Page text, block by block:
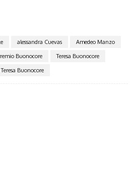
alessandra Cuevas
Amedeo Manzo
Buonocore
Teresa Buonocore
Buonocore